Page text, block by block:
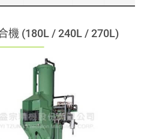
機 (180L / 240L / 270L)